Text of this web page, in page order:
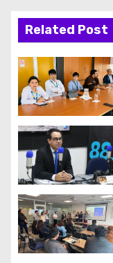
a
c
i
ó
n
d
e
e
n
Related Post